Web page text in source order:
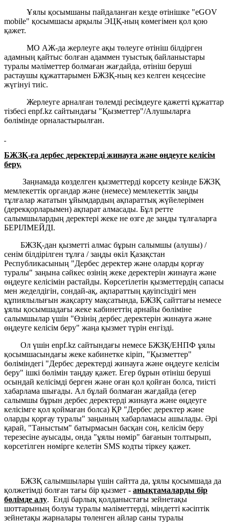
Ұялы қосымшаны пайдаланған кезде өтінішке "eGOV
mobile" қосымшасы арқылы ЭЦҚ-ның көмегімен қол қою
қажет.
МО АЖ-да жерлеуге ақы төлеуге өтініш білдірген
адамның қайтыс болған адаммен туыстық байланыстары
туралы мәліметтер болмаған жағдайда, өтініш беруші
растаушы құжаттарымен БЖЗҚ-ның кез келген кеңсесіне
жүгінуі тиіс.
Жерлеуге арналған төлемді ресімдеуге қажетті құжаттар
тізбесі enpf.kz сайтындағы "Қызметтер"/Алушыларға
бөлімінде орналастырылған.
БЖЗҚ-ға дербес деректерді жинауға және өңдеуге келісім
беру.
Заңнамада көзделген қызметтерді көрсету кезінде БЖЗҚ
мемлекеттік органдар және (немесе) мемлекеттік заңды
тұлғалар жататын ұйымдардың ақпараттық жүйелерімен
(дерекқорларымен) ақпарат алмасады. Бұл ретте
салымшылардың деректері жеке не өзге де заңды тұлғаларға
БЕРІЛМЕЙДІ.
БЖЗҚ-дан қызметті алмас бұрын салымшы (алушы) /
сенім білдірілген тұлға / заңды өкіл Қазақстан
Республикасының "Дербес деректер және оларды қорғау
туралы" заңына сәйкес өзінің жеке деректерін жинауға және
өңдеуге келісімін растайды. Көрсетілетін қызметтердің сапасы
мен жеделдігін, сондай-ақ, ақпараттың қауіпсіздігі мен
құпиялылығын жақсарту мақсатында, БЖЗҚ сайттағы немесе
ұялы қосымшадағы жеке кабинеттің арнайы бөліміне
салымшылар үшін "Өзінің дербес деректерін жинауға және
өңдеуге келісім беру" жаңа қызмет түрін енгізді.
Ол үшін enpf.kz сайтындағы немесе БЖЗҚ/ЕНПФ ұялы
қосымшасындағы жеке кабинетке кіріп, "Қызметтер"
бөліміндегі "Дербес деректерді жинауға және өңдеуге келісім
беру" ішкі бөлімін таңдау қажет. Егер бұрын өтініш беруші
осындай келісімді берген және оған қол қойған болса, тиісті
хабарлама шығады. Ал бұлай болмаған жағдайда (егер
салымшы бұрын дербес деректерді жинауға және өңдеуге
келісімге қол қоймаған болса) ҚР "Дербес деректер және
оларды қорғау туралы" заңының хабарламасы ашылады. Әрі
қарай, "Таныстым" батырмасын басқан соң, келісім беру
терезесіне ауысады, онда "ұялы нөмір" бағанын толтырып,
көрсетілген нөмірге келетін SMS кодты тіркеу қажет.
БЖЗҚ салымшылары үшін сайтта да, ұялы қосымшада да
қолжетімді болған тағы бір қызмет - анықтамаларды бір
бөлімде алу. Енді барлық қолданыстағы зейнетақы
шоттарының болуы туралы мәліметтерді, міндетті кәсіптік
зейнетақы жарналары төленген айлар саны туралы